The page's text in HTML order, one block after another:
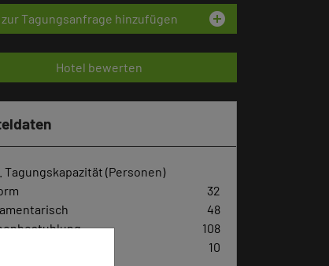
zur Tagungsanfrage hinzufügen add_circle
Hotel bewerten
Tagungskapazität (Personen)
32
48
108
10